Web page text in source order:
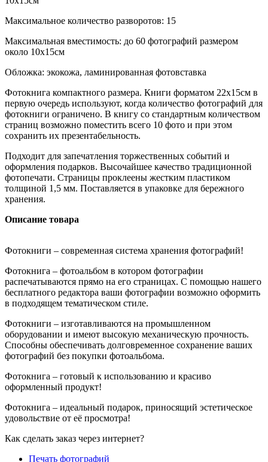
Максимальное количество разворотов: 15
Максимальная вместимость: до 60 фотографий размером
около 10х15см
Обложка: экокожа, ламинированная фотовставка
Фотокнига компактного размера. Книги форматом 22х15см в
первую очередь используют, когда количество фотографий для
фотокниги ограничено. В книгу со стандартным количеством
страниц возможно поместить всего 10 фото и при этом
сохранить их презентабельность.
Подходит для запечатления торжественных событий и
оформления подарков. Высочайшее качество традиционной
фотопечати. Страницы проклеены жестким пластиком
толщиной 1,5 мм. Поставляется в упаковке для бережного
хранения.
Описание товара
Фотокниги – современная система хранения фотографий!
Фотокнига – фотоальбом в котором фотографии
распечатываются прямо на его страницах. С помощью нашего
бесплатного редактора ваши фотографии возможно оформить
в подходящем тематическом стиле.
Фотокниги – изготавливаются на промышленном
оборудовании и имеют высокую механическую прочность.
Способны обеспечивать долговременное сохранение ваших
фотографий без покупки фотоальбома.
Фотокнига – готовый к использованию и красиво
оформленный продукт!
Фотокнига – идеальный подарок, приносящий эстетическое
удовольствие от её просмотра!
Как сделать заказ через интернет?
Печать фотографий